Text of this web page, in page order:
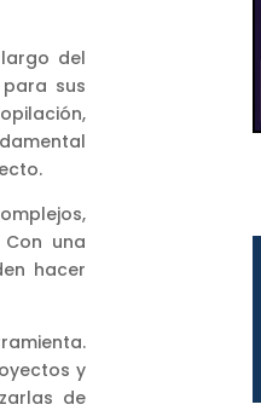
del
sus
una
hacer
y
de